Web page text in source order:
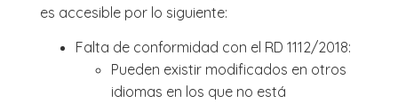
es accesible por lo siguiente:
Falta de conformidad con el RD 1112/2018:
Pueden existir modificados en otros
idiomas en los que no está